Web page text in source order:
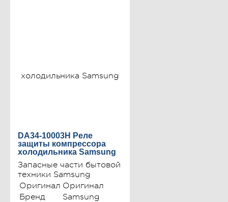
DA34-10003H Реле
защиты компрессора
холодильника Samsung
Запасные части бытовой
техники Samsung
Оригинал Оригинал
Бренд
Samsung